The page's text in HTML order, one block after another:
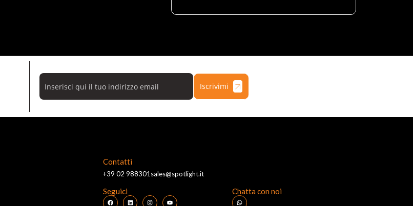
Iscrivimi
Contatti
+39 02 988301 sales@spotlight.it
Seguici Chatta con noi